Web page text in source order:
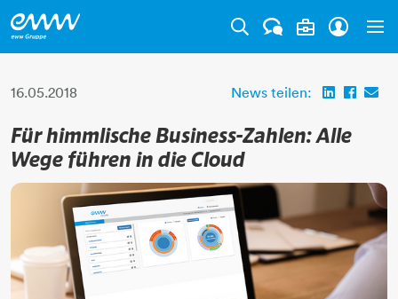
16.05.2018 News teilen:
Für himmlische Business-Zahlen: Alle
Wege führen in die Cloud